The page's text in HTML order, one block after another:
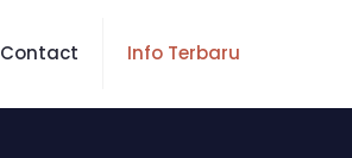
Contact Info Terbaru